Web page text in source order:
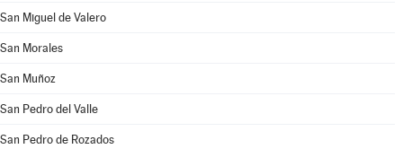
San Miguel de Valero
San Morales
San Muñoz
San Pedro del Valle
San Pedro de Rozados